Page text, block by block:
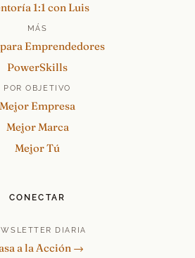
1:1 con Luis
MÁS
Emprendedores
PowerSkills
POR OBJETIVO
Mejor Empresa
Mejor Marca
Mejor Tú
CONECTAR
DIARIA
a la Acción →